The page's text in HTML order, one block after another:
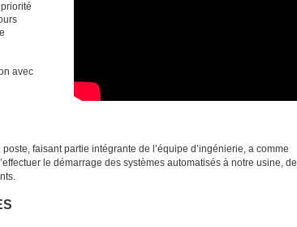
avec
faisant partie intégrante de l’équipe d’ingénierie, a comme
le démarrage des systèmes automatisés à notre usine, de